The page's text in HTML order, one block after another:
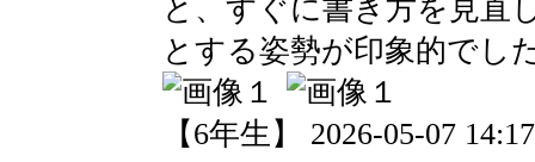
と、すぐに書き方を見直
とする姿勢が印象的でし
【6年生】 2026-05-07